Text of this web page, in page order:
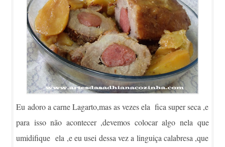
Eu adoro a carne Lagarto,mas as vezes ela fica super seca ,e
para isso não acontecer ,devemos colocar algo nela que
umidifique ela ,e eu usei dessa vez a linguiça calabresa ,que